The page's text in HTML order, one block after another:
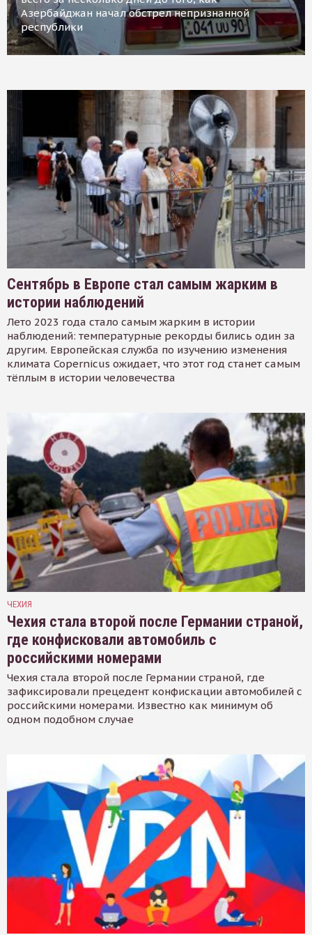
Азербайджан начал обстрел непризнанной
республики
Сентябрь в Европе стал самым жарким в
истории наблюдений
Лето 2023 года стало самым жарким в истории
наблюдений: температурные рекорды бились один за
другим. Европейская служба по изучению изменения
климата Copernicus ожидает, что этот год станет самым
тёплым в истории человечества
ЧЕХИЯ
Чехия стала второй после Германии страной,
где конфисковали автомобиль с
российскими номерами
Чехия стала второй после Германии страной, где
зафиксировали прецедент конфискации автомобилей с
российскими номерами. Известно как минимум об
одном подобном случае